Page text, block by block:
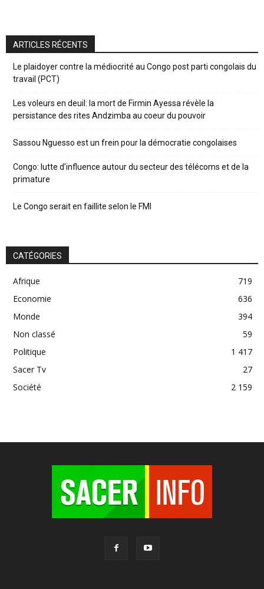
ARTICLES RÉCENTS
Le plaidoyer contre la médiocrité au Congo post parti congolais du
travail (PCT)
Les voleurs en deuil: la mort de Firmin Ayessa révèle la
persistance des rites Andzimba au coeur du pouvoir
Sassou Nguesso est un frein pour la démocratie congolaises
Congo: lutte d’influence autour du secteur des télécoms et de la
primature
Le Congo serait en faillite selon le FMI
CATÉGORIES
Afrique
719
Economie
636
Monde
394
Non classé
59
Politique
1 417
Sacer Tv
27
Société
2 159